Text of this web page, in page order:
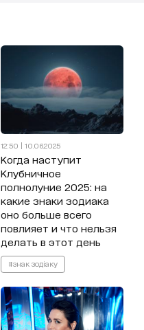
12:50 | 10.06.2025
Когда наступит
Клубничное
полнолуние 2025: на
какие знаки зодиака
оно больше всего
повлияет и что нельзя
делать в этот день
#знак зодіаку